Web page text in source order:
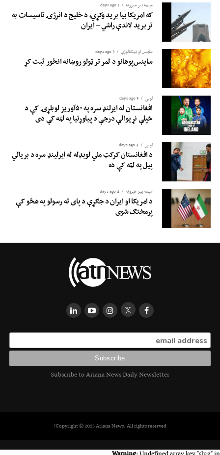
سیمه ییز خبرونه 3 days ago
که امریکا بیا برید وکړي، د خلیج د انرژۍ تاسیسات به
تر برید لاندې راشي – ایران
ساینس او ​​ټیکنالوژي 3 days ago
ساینس‌پوهانو د لمر تر ټولو روښانه انځور ثبت کړ
لوبی 5 days ago
افغانستان له ایرلنډ سره په ۵۰آوریز لوبلړۍ کې د
خپلې نړیوالې درجې د پیاوړتیا په لټه کې دی
لوبی 4 days ago
د افغانستان کرکټ ملي لوبډله له ایرلینډ سره د بریالي
پیل په لټه کې ده
سیمه ییز خبرونه 4 days ago
د امریکا او ایران د جګړې د پای ته رسولو په هڅو کې
پرمختګ شوی
Subscribe to Ariana News Daily Newsletter
Copyright © 2025 Ariana News. All rights reserved!